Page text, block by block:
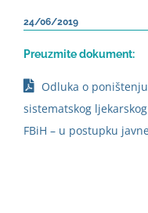
24/06/2019
Preuzmite dokument:
Odluka o
sistematskog
FBiH – u postupku